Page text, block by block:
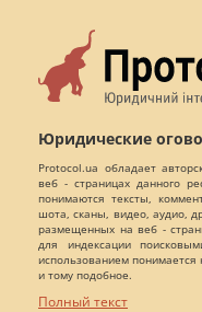
Юридические
Protocol.ua обладает
веб - страницах данного
понимаются тексты,
шота, сканы, видео, аудио,
размещенных на веб -
для индексации
использованием
и тому подобное.
Полный текст